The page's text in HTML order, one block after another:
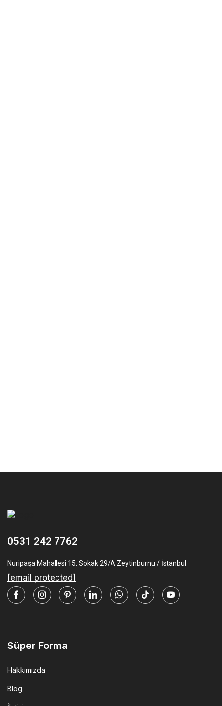
0531 242 7762
Nuripaşa Mahallesi 15. Sokak 29/A Zeytinburnu / İstanbul
[email protected]
FacebookInstagramPinterestLinkedinWhatsapp
Tik-
Youtube
Süper Forma
Hakkımızda
Blog